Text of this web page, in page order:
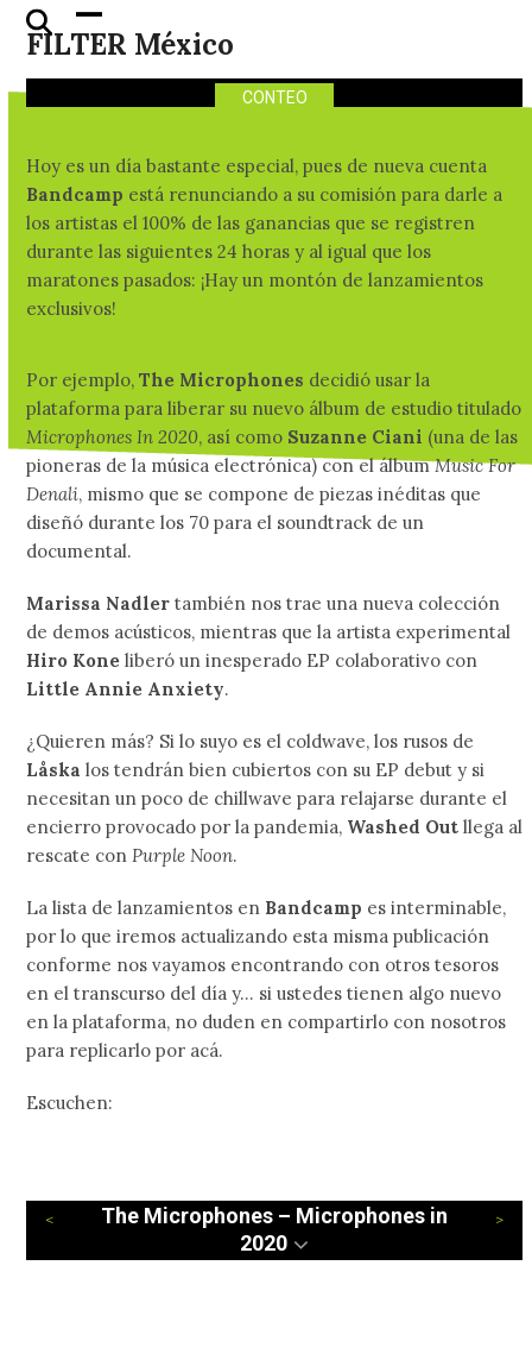
Skip
FILTER México
Open
mobile
Close
mobile
CONTEO
Friday
Hoy es un día bastante especial, pues de nueva cuenta
Bandcamp está renunciando a su comisión para darle a
los artistas el 100% de las ganancias que se registren
durante las siguientes 24 horas y al igual que los
maratones pasados: ¡Hay un montón de lanzamientos
exclusivos!
Por ejemplo,The Microphones decidió usar la
plataforma para liberar su nuevo álbum de estudio titulado
Microphones In 2020, así como Suzanne Ciani (una de las
pioneras de la música electrónica) con el álbumMusic For
Denali, mismo que se compone de piezas inéditas que
diseñó durante los 70 para el soundtrack de un
documental.
Marissa Nadler también nos trae una nueva colección
de demos acústicos, mientras que la artista experimental
Hiro Kone liberó un inesperado EP colaborativo con
Little Annie Anxiety.
¿Quieren más? Si lo suyo es el coldwave, los rusos de
Låska los tendrán bien cubiertos con su EP debut y si
necesitan un poco de chillwave para relajarse durante el
encierro provocado por la pandemia, Washed Out llega al
rescate conPurple Noon.
La lista de lanzamientos en Bandcamp es interminable,
por lo que iremos actualizando esta misma publicación
conforme nos vayamos encontrando con otros tesoros
en el transcurso del día y… si ustedes tienen algo nuevo
en la plataforma, no duden en compartirlo con nosotros
para replicarlo por acá.
Escuchen:
The Microphones – Microphones in
2020